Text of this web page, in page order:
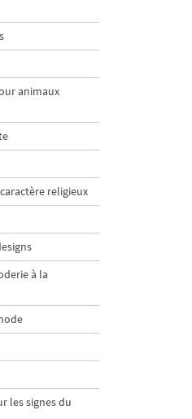
animaux
religieux
à la
les signes du